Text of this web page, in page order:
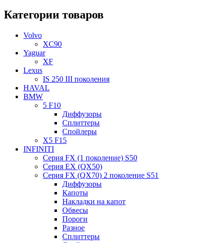
Категории товаров
Volvo
XC90
Yaguar
XF
Lexus
IS 250 III поколения
HAVAL
BMW
5 F10
Диффузоры
Сплиттеры
Спойлеры
X5 F15
INFINITI
Серия FX (1 поколение) S50
Серия EX (QX50)
Серия FX (QX70) 2 поколение S51
Диффузоры
Капоты
Накладки на капот
Обвесы
Пороги
Разное
Сплиттеры